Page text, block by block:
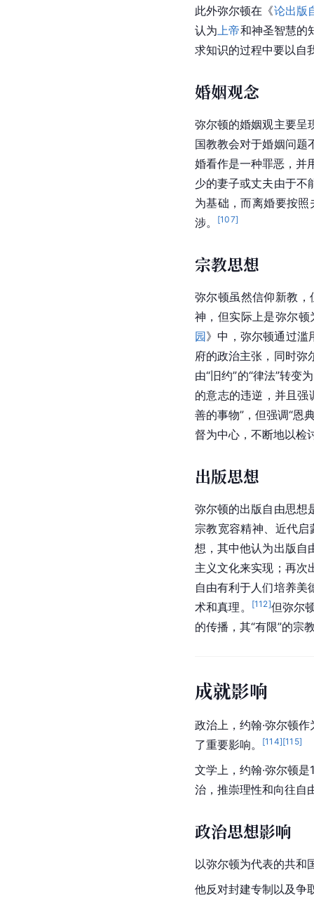
此外弥尔顿在《论出版
认为 上帝和神圣智慧的
求知识的过程中要以自
婚姻观念
弥尔顿的婚姻观主要呈
国教教会对于婚姻问题
婚看作是一种罪恶，并
少的妻子或丈夫由于不
为基础，而离婚要按
涉。
[107]
宗教思想
弥尔顿虽然信仰新教
神，但实际上是弥尔
园》中，弥尔顿通过滥
府的政治主张，同时弥
由“旧约”的“律法”转变
的意志的违逆，并且强
善的事物”，但强调“恩
督为中心，不断地以检
出版思想
弥尔顿的出版自由思想
宗教宽容精神、近代启
想，其中他认为出版自
主义文化来实现；再次
自由有利于人们培养美
术和真理。
[112]但弥尔
的传播，其“有限”的宗
成就影响
政治上，约翰·弥尔顿
了重要影响。
[114][115]
文学上，约翰·弥尔顿是
治，推崇理性和向往自
政治思想影响
以弥尔顿为代表的共和
他反对封建专制以及争